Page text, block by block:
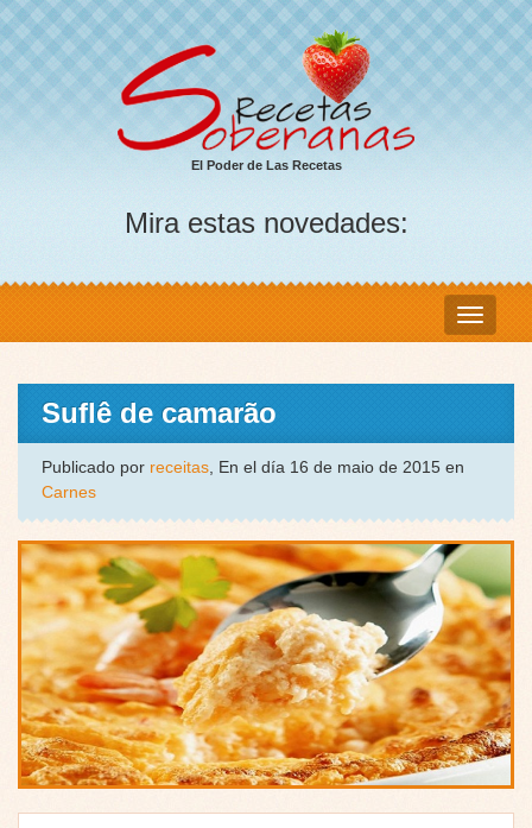
El Poder de Las Recetas
Mira estas novedades:
Suflê de camarão
Publicado por receitas, En el día 16 de maio de 2015 en
Carnes